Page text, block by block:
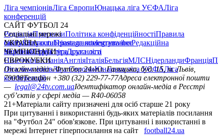
Ліга чемпіонівЛіга ЄвропиЮнацька ліга УЄФАЛіга
конференцій
САЙТ ФУТБОЛ 24
РедакціяПрогнозиПолітика конфіденційностіПравила
сайтуКонтактиПравила коментуванняРедакційна
політикаСтруктура власності
Соціальні мережі
facebookxyoutubeinstagramtelegramviber
УКРАЇНА
УкраїнаПерша лігаДруга ліга
ЧЕМПІОНАТИ
НімеччинаІспаніяАнгліяІталіяБельгіяМЛСНідерландиФранція
ЄВРОКУБКИ
Ліга чемпіонівЛіга ЄвропиЮнацька ліга УЄФАЛіга
конференцій
Онлайн-медіа «Футбол 24»пл. Галицька, буд. 15, м. Львів,
79008Телефон +380 (32) 229-77-77Адреса електронної пошти
— legal@24tv.com.uaІдентифікатор онлайн-медіа в Реєстрі
суб’єктів у сфері медіа — R40-06058
21+Матеріали сайту призначені для осіб старше 21 року
При цитуванні і використанні будь-яких матеріалів посилання
на "Футбол 24" обов'язкове. При цитуванні і використанні в
мережі Інтернет гіперпосилання на сайт
football24.ua